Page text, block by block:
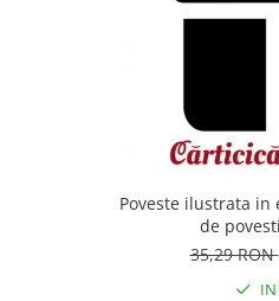
Poveste ilustrata
de
35,29 RON
IN